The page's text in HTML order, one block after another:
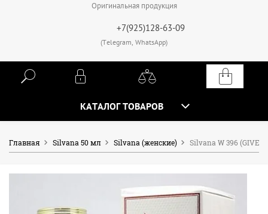
Оригинальная продукция
+7(925)128-63-09
(Telegram, WhatsApp)
КАТАЛОГ ТОВАРОВ
Главная Silvana 50 мл Silvana (женские) Silvana W 396